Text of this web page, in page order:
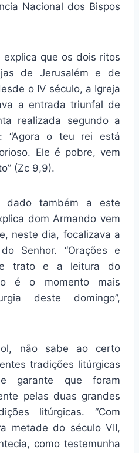
Nacional dos Bispos
explica que os dois ritos
de Jerusalém e de
o IV século, a Igreja
a entrada triunfal de
realizada segundo a
“Agora o teu rei está
Ele é pobre, vem
(Zc 9,9).
dado também a este
dom Armando vem
neste dia, focalizava a
Senhor. “Orações e
trato e a leitura do
é o momento mais
deste domingo”,
não sabe ao certo
tradições litúrgicas
garante que foram
pelas duas grandes
litúrgicas. “Com
metade do século VII,
como testemunha